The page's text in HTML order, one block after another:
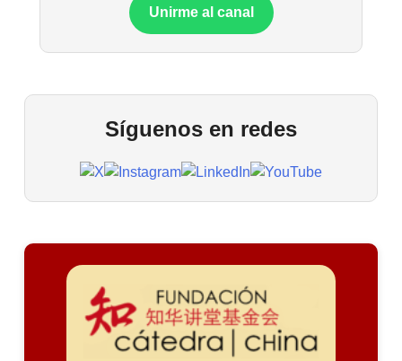
Unirme al canal
Síguenos en redes